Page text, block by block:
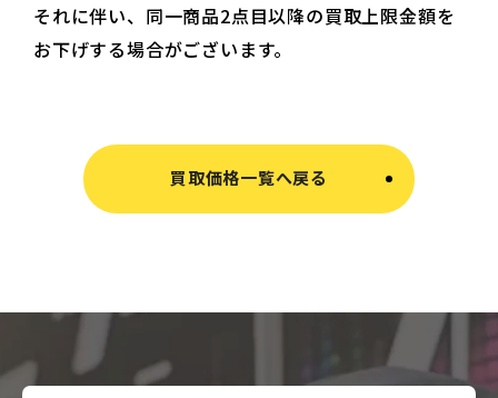
それに伴い、同一商品2点目以降の買取上限金額を
お下げする場合がございます。
買取価格一覧へ戻る